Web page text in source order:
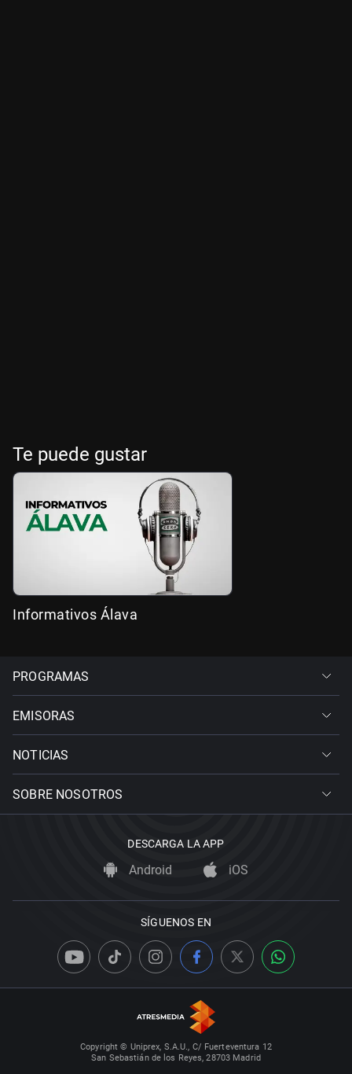
Te puede gustar
Informativos Álava
PROGRAMAS
EMISORAS
NOTICIAS
SOBRE NOSOTROS
DESCARGA LA APP
Android iOS
SÍGUENOS EN
Copyright © Uniprex, S.A.U., C/ Fuerteventura 12
San Sebastián de los Reyes, 28703 Madrid